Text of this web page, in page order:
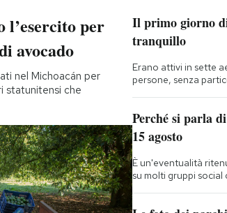
l’esercito per
avocado
nel Michoacán per
statunitensi che
Il primo giorno
tranquillo
Erano attivi in sette
persone, senza
Perché si parla
15 agosto
È un'eventualità
su molti gruppi